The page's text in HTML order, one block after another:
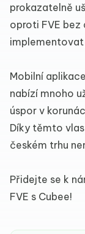
prokazatelně
oproti FVE bez
implementovat
Mobilní
nabízí mnoho
úspor v
Díky těmto
českém trhu
Přidejte se k
FVE s Cubee!